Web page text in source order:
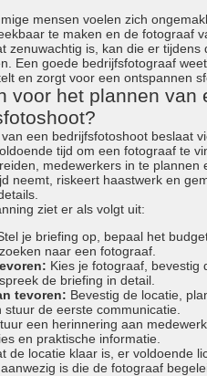
mensen voelen zich
te maken en de fotograaf
zenuwachtig is, kan die er tijdens
Een goede bedrijfsfotograaf
en zorgt voor een ontspannen
voor het plannen van
een bedrijfsfotoshoot beslaat
tijd om een fotograaf te
medewerkers in te plannen
neemt, riskeert haastwerk en
ziet er als volgt uit:
je briefing op, bepaal het
naar een fotograaf.
Kies je fotograaf, bevestig
de briefing in detail.
tevoren: Bevestig de locatie,
de eerste communicatie.
een herinnering aan
en praktische informatie.
de locatie klaar is, er voldoende
is die de fotograaf